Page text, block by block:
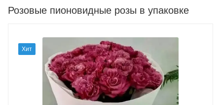
Розовые пионовидные розы в упаковке
Хит